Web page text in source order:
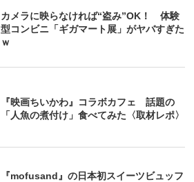
カメラに映らなければ“盗み”OK！ 体験
型コンビニ「ギガマート展」がヤバすぎた
ｗ
『映画ちいかわ』コラボカフェ 話題の
「人魚の煮付け」食べてみた〈取材レポ〉
『mofusand』の日本初スイーツビュッフ